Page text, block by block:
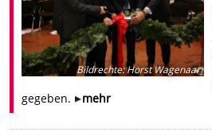
Bildrechte:Horst Wagenaar
gegeben.
mehr